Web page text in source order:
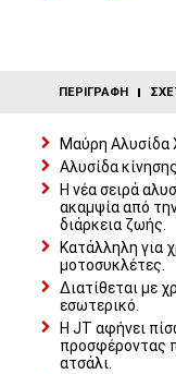
ΠΕΡΙΓΡΑΦΉ
Μαύρη Αλυσίδα
Αλυσίδα
Η νέα σειρά
ακαμψία από
διάρκεια ζωής.
Κατάλληλη για
μοτοσυκλέτες.
Διατίθεται με
εσωτερικό.
Η JT αφήνει
προσφέροντας
ατσάλι.